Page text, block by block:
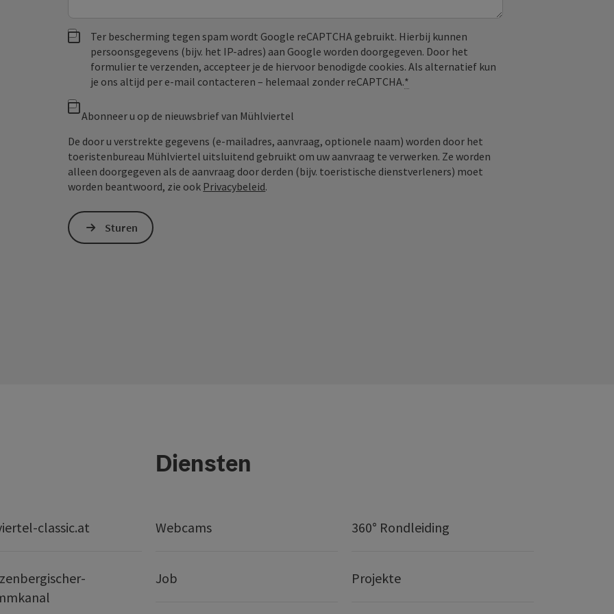
Ter bescherming tegen spam wordt Google reCAPTCHA gebruikt. Hierbij kunnen
persoonsgegevens (bijv. het IP-adres) aan Google worden doorgegeven. Door het
formulier te verzenden, accepteer je de hiervoor benodigde cookies. Als alternatief kun
je ons altijd per e‑mail contacteren – helemaal zonder reCAPTCHA.*
Abonneer u op de nieuwsbrief van Mühlviertel
De door u verstrekte gegevens (e-mailadres, aanvraag, optionele naam) worden door het
toeristenbureau Mühlviertel uitsluitend gebruikt om uw aanvraag te verwerken. Ze worden
alleen doorgegeven als de aanvraag door derden (bijv. toeristische dienstverleners) moet
worden beantwoord, zie ook Privacybeleid.
Sturen
classic.at
Diensten
Webcams 360° Rondleiding
Job Projekte